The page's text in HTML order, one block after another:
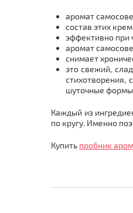
аромат
состав этих
эффективно при
аромат
снимает
это свежий,
стихотворения,
шуточные
Каждый из
по кругу. Именно
Купить пробник